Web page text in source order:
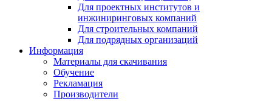
Для проектных институтов и
инжиниринговых компаний
Для строительных компаний
Для подрядных организаций
Информация
Материалы для скачивания
Обучение
Рекламация
Производители